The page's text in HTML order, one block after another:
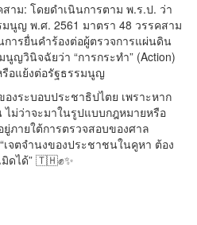
าม: โดยดำเนินการตาม พ.ร.ป. ว่า
นูญ พ.ศ. 2561 มาตรา 48 วรรคสาม
ารยื่นคำร้องต่อผู้ตรวจการแผ่นดิน
นูญวินิจฉัยว่า “การกระทำ” (Action)
อแย้งต่อรัฐธรรมนูญ
องระบอบประชาธิปไตย เพราะหาก
ม่ว่าจะมาในรูปแบบกฎหมายหรือ
ยู่ภายใต้การตรวจสอบของศาล
จตจำนงของประชาชนในคูหา ต้อง
ดได้” 🇹🇭✊✨